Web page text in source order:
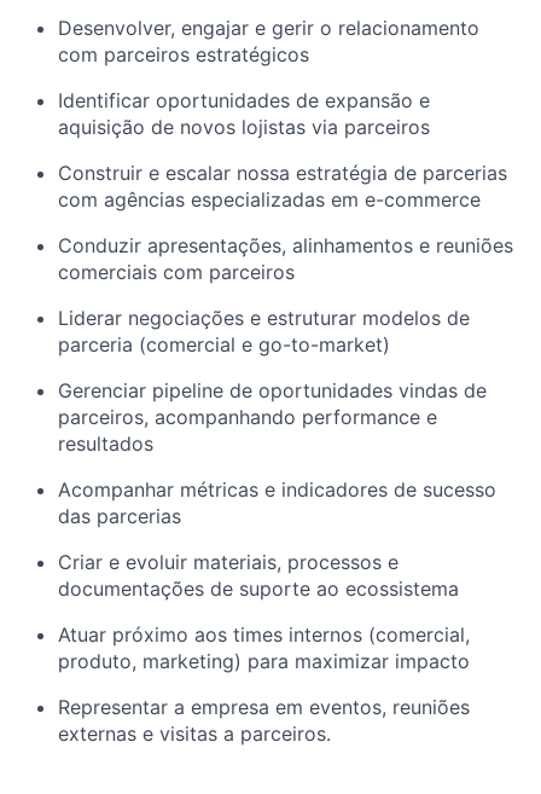
Desenvolver, engajar e gerir o relacionamento
com parceiros estratégicos
Identificar oportunidades de expansão e
aquisição de novos lojistas via parceiros
Construir e escalar nossa estratégia de parcerias
com agências especializadas em e-commerce
Conduzir apresentações, alinhamentos e reuniões
comerciais com parceiros
Liderar negociações e estruturar modelos de
parceria (comercial e go-to-market)
Gerenciar pipeline de oportunidades vindas de
parceiros, acompanhando performance e
resultados
Acompanhar métricas e indicadores de sucesso
das parcerias
Criar e evoluir materiais, processos e
documentações de suporte ao ecossistema
Atuar próximo aos times internos (comercial,
produto, marketing) para maximizar impacto
Representar a empresa em eventos, reuniões
externas e visitas a parceiros.